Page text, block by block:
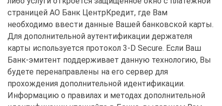
страницей АО Банк ЦентрКредит, где Вам
необходимо ввести данные Вашей банковской карты.
Для дополнительной аутентификации держателя
карты используется протокол 3-D Secure. Если Ваш
Банк-эмитент поддерживает данную технологию, Вы
будете перенаправлены на его сервер для
прохождения дополнительной идентификации.
Информацию о правилах и методах дополнительной